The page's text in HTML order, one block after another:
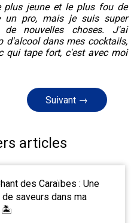
plus jeune et le plus fou de
un pro, mais je suis super
nouvelles choses. J'ai
d'alcool dans mes cocktails,
qui tape fort, c'est avec moi
Suivant →
articles
des Caraïbes : Une
saveurs dans ma